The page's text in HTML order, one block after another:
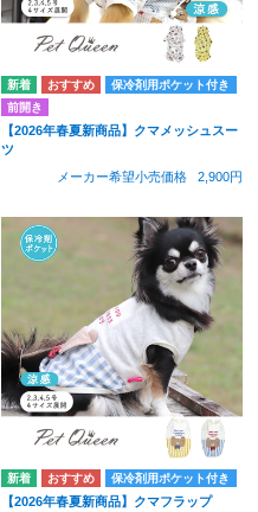
保冷剤用ポケット付き
前開き
【2026年春夏新商品】クマメッシュスー
ツ
メーカー希望小売価格
2,900円
保冷剤用ポケット付き
【2026年春夏新商品】クマフラップ